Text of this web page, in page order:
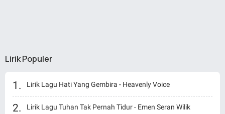
Lirik Populer
Lirik Lagu Hati Yang Gembira - Heavenly Voice
Lirik Lagu Tuhan Tak Pernah Tidur - Emen Seran Wilik